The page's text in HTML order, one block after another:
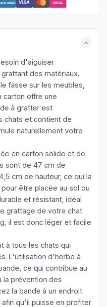
VISA iDEAL
d'aiguiser
des matériaux.
fasse sur les meubles,
carton offre une
à gratter est
chats et contient de
naturellement votre
en carton solide et de
sont de 47 cm de
cm de hauteur, ce qui la
être placée au sol ou
et résistant, idéal
grattage de votre chat.
il est donc léger et facile
à tous les chats qui
L'utilisation d'herbe à
ce qui contribue au
la prévention des
la bande à un endroit
qu'il puisse en profiter